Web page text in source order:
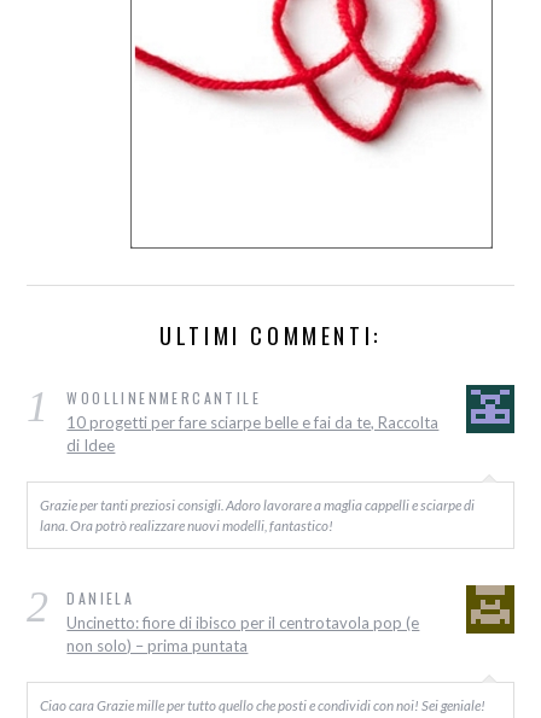
ULTIMI COMMENTI:
1 WOOLLINENMERCANTILE
10 progetti per fare sciarpe belle e fai da te, Raccolta
di Idee
Grazie per tanti preziosi consigli. Adoro lavorare a maglia cappelli e sciarpe di
lana. Ora potrò realizzare nuovi modelli, fantastico!
2 DANIELA
Uncinetto: fiore di ibisco per il centrotavola pop (e
non solo) – prima puntata
Ciao cara Grazie mille per tutto quello che posti e condividi con noi! Sei geniale!